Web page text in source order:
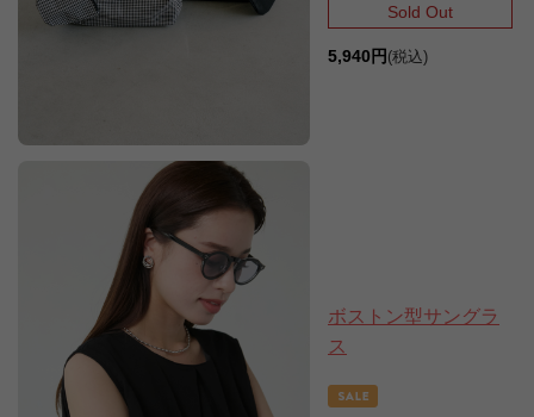
Sold Out
5,940円 (税込)
ボストン型サングラ
ス